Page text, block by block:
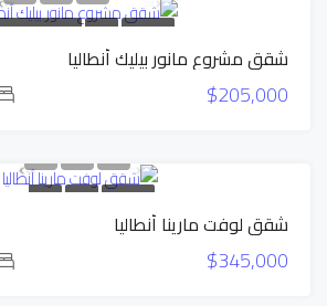
بناء جديد للبيع
شقق بالتقسيط
عرض حصري
عرض قوي
شقق مشروع مانور بيليك أنطاليا
$205,000
بناء جديد للبيع
شقق
بالتقسيط
شقق لوفت مارينا أنطاليا
$345,000